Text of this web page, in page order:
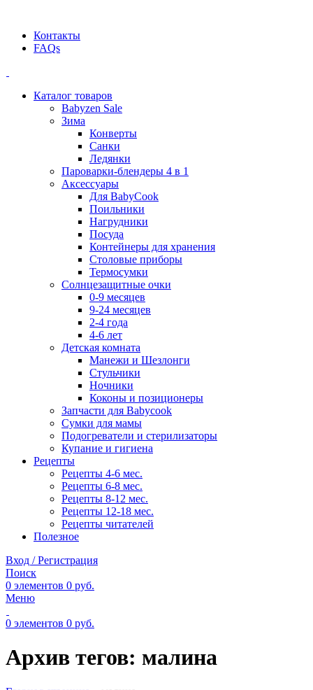
Контакты
FAQs
Каталог товаров
Babyzen Sale
Зима
Конверты
Санки
Ледянки
Пароварки-блендеры 4 в 1
Аксессуары
Для BabyCook
Поильники
Нагрудники
Посуда
Контейнеры для хранения
Столовые приборы
Термосумки
Солнцезащитные очки
0-9 месяцев
9-24 месяцев
2-4 года
4-6 лет
Детская комната
Манежи и Шезлонги
Стульчики
Ночники
Коконы и позиционеры
Запчасти для Babycook
Сумки для мамы
Подогреватели и стерилизаторы
Купание и гигиена
Рецепты
Рецепты 4-6 мес.
Рецепты 6-8 мес.
Рецепты 8-12 мес.
Рецепты 12-18 мес.
Рецепты читателей
Полезное
Вход / Регистрация
Поиск
0 элементов 0 руб.
Меню
0 элементов 0 руб.
Архив тегов: малина